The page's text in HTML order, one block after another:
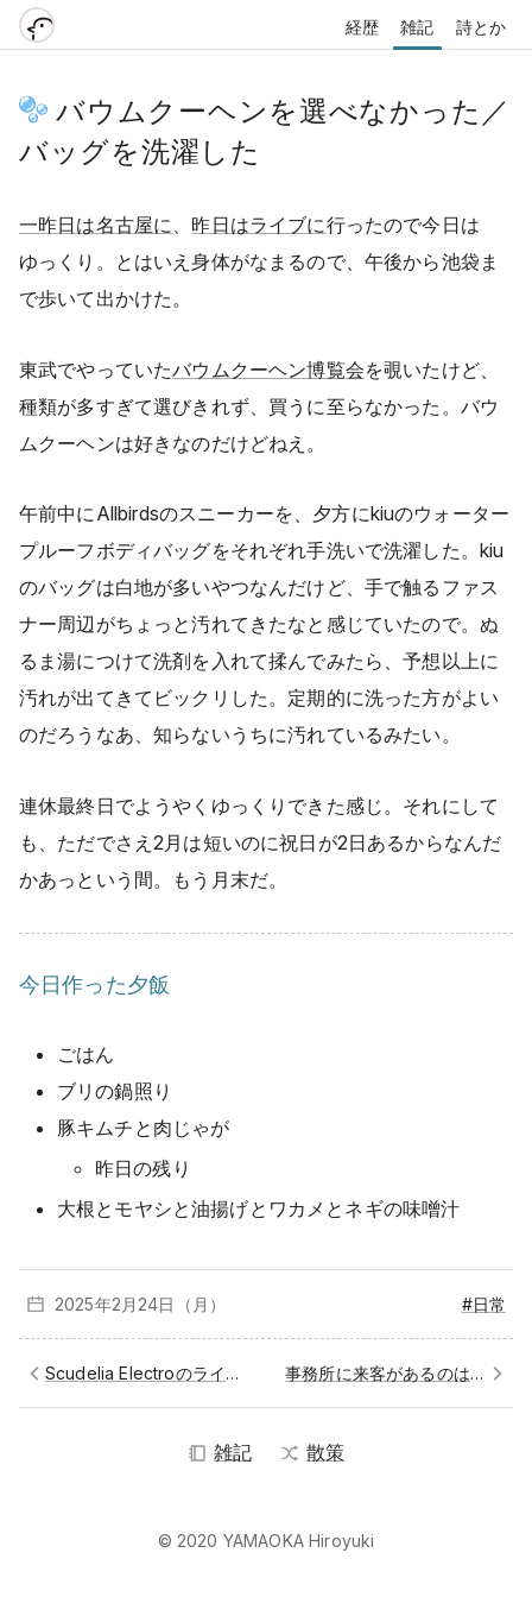
経歴 雑記 詩とか
バウムクーヘンを選べなかった／
バッグを洗濯した
一昨日は名古屋に 昨日はライブに行ったので今日は
ゆっくり。とはいえ身体がなまるので、午後から池袋ま
で歩いて出かけた。
東武でやっていたバウムクーヘン博覧会を覗いたけど、
種類が多すぎて選びきれず、買うに至らなかった。バウ
ムクーヘンは好きなのだけどねえ。
午前中にAllbirdsのスニーカーを、夕方にkiuのウォーター
プルーフボディバッグをそれぞれ手洗いで洗濯した。kiu
のバッグは白地が多いやつなんだけど、手で触るファス
ナー周辺がちょっと汚れてきたなと感じていたので。ぬ
るま湯につけて洗剤を入れて揉んでみたら、予想以上に
汚れが出てきてビックリした。定期的に洗った方がよい
のだろうなあ、知らないうちに汚れているみたい。
連休最終日でようやくゆっくりできた感じ。それにして
も、ただでさえ2月は短いのに祝日が2日あるからなんだ
かあっという間。もう月末だ。
今日作った夕飯
ごはん
ブリの鍋照り
豚キムチと肉じゃが
昨日の残り
大根とモヤシと油揚げとワカメとネギの味噌汁
2025年2月 24日（月） #日常
Scudelia Electroのライブに行ってきた 事務所に来客があるのは久しぶりだった
雑記 散策
© 2020 YAMAOKA Hiroyuki